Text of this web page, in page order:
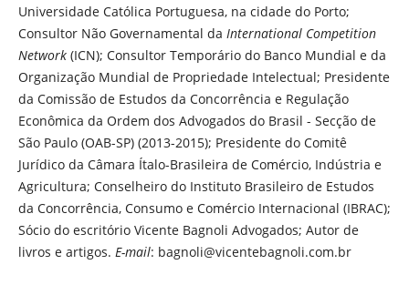
Universidade Católica Portuguesa, na cidade do Porto;
Consultor Não Governamental da International Competition
Network(ICN); Consultor Temporário do Banco Mundial e da
Organização Mundial de Propriedade Intelectual; Presidente
da Comissão de Estudos da Concorrência e Regulação
Econômica da Ordem dos Advogados do Brasil - Secção de
São Paulo (OAB-SP) (2013-2015); Presidente do Comitê
Jurídico da Câmara Ítalo-Brasileira de Comércio, Indústria e
Agricultura; Conselheiro do Instituto Brasileiro de Estudos
da Concorrência, Consumo e Comércio Internacional (IBRAC);
Sócio do escritório Vicente Bagnoli Advogados; Autor de
livros e artigos. E-mail: bagnoli@vicentebagnoli.com.br